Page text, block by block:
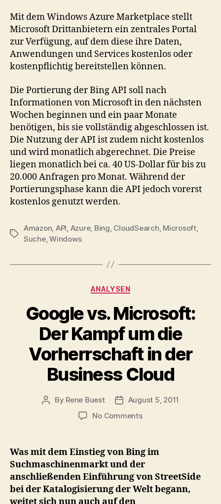
Mit dem Windows Azure Marketplace stellt
Microsoft Drittanbietern ein zentrales Portal
zur Verfügung, auf dem diese ihre Daten,
Anwendungen und Services kostenlos oder
kostenpflichtig bereitstellen können.
Die Portierung der Bing API soll nach
Informationen von Microsoft in den nächsten
Wochen beginnen und ein paar Monate
benötigen, bis sie vollständig abgeschlossen ist.
Die Nutzung der API ist zudem nicht kostenlos
und wird monatlich abgerechnet. Die Preise
liegen monatlich bei ca. 40 US-Dollar für bis zu
20.000 Anfragen pro Monat. Während der
Portierungsphase kann die API jedoch vorerst
kostenlos genutzt werden.
Tags
Amazon API Azure, Bing CloudSearch Microsoft,
Suche,Windows
Categories
ANALYSEN
Google vs. Microsoft:
Der Kampf um die
Vorherrschaft in der
Business Cloud
Post
By Rene Buest
PostAugust 5, 2011
No Commentson
Microsoft:
Der
Kampf
um
die
Was mit dem Einstieg von Bing im
Suchmaschinenmarkt und der
anschließenden Einführung von StreetSide
bei der Katalogisierung der Welt begann,